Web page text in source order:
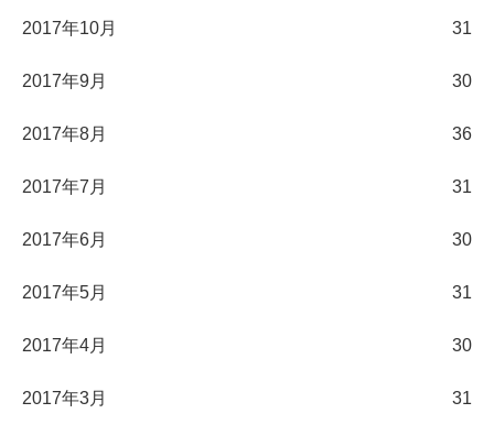
2017年10月 31
2017年9月 30
2017年8月 36
2017年7月 31
2017年6月 30
2017年5月 31
2017年4月 30
2017年3月 31